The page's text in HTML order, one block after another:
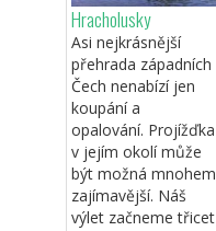
Hracholusky
Asi nejkrásnější
přehrada západních
Čech nenabízí jen
koupání a
opalování. Projížďka
v jejím okolí může
být možná mnohem
zajímavější. Náš
výlet začneme třicet